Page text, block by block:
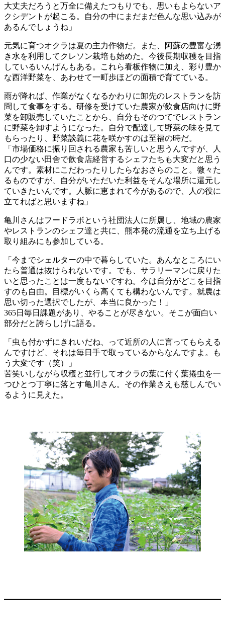
大丈夫だろうと万全に備えたつもりでも、思いもよらないア
クシデントが起こる。自分の中にまだまだ色んな思い込みが
あるんでしょうね」
元気に育つオクラは夏の主力作物だ。また、阿蘇の豊富な湧
き水を利用してクレソン栽培も始めた。今後長期収穫を目指
しているいんげんもある。これら看板作物に加え、彩り豊か
な西洋野菜を、あわせて一町歩ほどの面積で育てている。
雨が降れば、作業がなくなるかわりに卸先のレストランを訪
問して食事をする。研修を受けていた農家が飲食店向けに野
菜を卸販売していたことから、自分もそのつてでレストラン
に野菜を卸すようになった。自分で配達して野菜の味を見て
もらったり、野菜談義に花を咲かすのは至福の時だ。
「市場価格に振り回される農家も苦しいと思うんですが、人
口の少ない田舎で飲食店経営するシェフたちも大変だと思う
んです。素材にこだわったりしたらなおさらのこと。微々た
るものですが、自分がいただいた利益をそんな場所に還元し
ていきたいんです。人脈に恵まれて今があるので、人の役に
立てればと思いますね」
亀川さんはフードラボという社団法人に所属し、地域の農家
やレストランのシェフ達と共に、熊本発の流通を立ち上げる
取り組みにも参加している。
「今までシェルターの中で暮らしていた。あんなところにい
たら普通は抜けられないです。でも、サラリーマンに戻りた
いと思ったことは一度もないですね。今は自分がどこを目指
すのも自由。目標がいくら高くても構わないんです。就農は
思い切った選択でしたが、本当に良かった！」
365日毎日課題があり、やることが尽きない。そこが面白い
部分だと誇らしげに語る。
「虫も付かずにきれいだね、って近所の人に言ってもらえる
んですけど、それは毎日手で取っているからなんですよ。も
う大変です（笑）」
苦笑いしながら収穫と並行してオクラの葉に付く葉捲虫を一
つひとつ丁寧に落とす亀川さん。その作業さえも慈しんでい
るように見えた。